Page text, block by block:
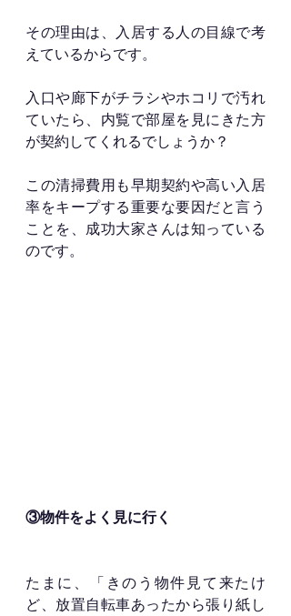
その理由は、入居する人の目線で考
えているからです。
入口や廊下がチラシやホコリで汚れ
ていたら、内覧で部屋を見にきた方
が契約してくれるでしょうか？
この清掃費用も早期契約や高い入居
率をキープする重要な要因だと言う
ことを、成功大家さんは知っている
のです。
③物件をよく見に行く
たまに、「きのう物件見て来たけ
ど、放置自転車あったから張り紙し